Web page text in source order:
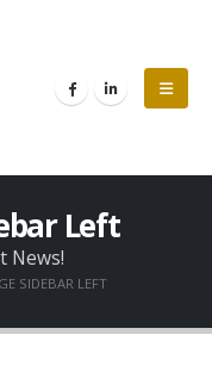
Left
News!
SIDEBAR LEFT